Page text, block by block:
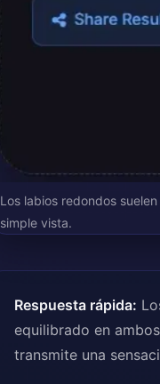
Los labios redondos
simple vista.
Respuesta rápida:
equilibrado en
transmite una